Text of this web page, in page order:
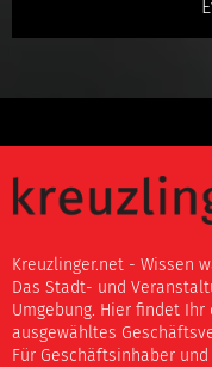
Kreuzlinger.net - Wissen
Das Stadt- und
Umgebung. Hier findet
ausgewähltes
Für Geschäftsinhaber